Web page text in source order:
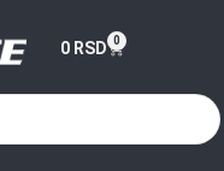
0 RSD 0